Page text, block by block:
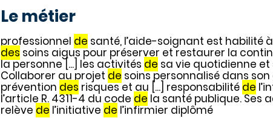
Le métier
professionnel de santé, l’aide-soignant est habilité
des soins aigus pour préserver et restaurer la
la personne [...] les activités de sa vie quotidienne
Collaborer au projet de soins personnalisé dans
prévention des risques et au [...] responsabilité de
l’article R. 4311-4 du code de la santé publique. Ses
relève de l’initiative de l’infirmier diplômé